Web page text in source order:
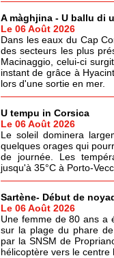
A màghjina - U ballu di
Le 06 Août 2026
Dans les eaux du Cap
des secteurs les plus
Macinaggio, celui-ci
instant de grâce à
lors d'une sortie en mer.
U tempu in Corsica
Le 06 Août 2026
Le soleil dominera
quelques orages qui
de journée. Les
jusqu'à 35°C à Porto-
Sartène- Début de
Le 06 Août 2026
Une femme de 80 ans a
sur la plage du phare
par la SNSM de
hélicoptère vers le centre